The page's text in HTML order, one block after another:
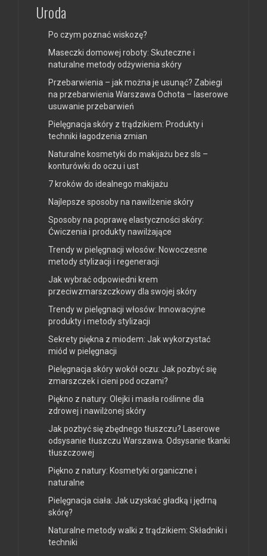
Uroda
Po czym poznać wiskozę?
Maseczki domowej roboty: Skuteczne i
naturalne metody odżywienia skóry
Przebarwienia – jak można je usunąć? Zabiegi
na przebarwienia Warszawa Ochota – laserowe
usuwanie przebarwień
Pielęgnacja skóry z trądzikiem: Produkty i
techniki łagodzenia zmian
Naturalne kosmetyki do makijażu bez sls –
konturówki do oczu i ust
7 kroków do idealnego makijażu
Najlepsze sposoby na nawilżenie skóry
Sposoby na poprawę elastyczności skóry:
Ćwiczenia i produkty nawilżające
Trendy w pielęgnacji włosów: Nowoczesne
metody stylizacji i regeneracji
Jak wybrać odpowiedni krem
przeciwzmarszczkowy dla swojej skóry
Trendy w pielęgnacji włosów: Innowacyjne
produkty i metody stylizacji
Sekrety piękna z miodem: Jak wykorzystać
miód w pielęgnacji
Pielęgnacja skóry wokół oczu: Jak pozbyć się
zmarszczek i cieni pod oczami?
Piękno z natury: Olejki i masła roślinne dla
zdrowej i nawilżonej skóry
Jak pozbyć się zbędnego tłuszczu? Laserowe
odsysanie tłuszczu Warszawa. Odsysanie tkanki
tłuszczowej
Piękno z natury: Kosmetyki organiczne i
naturalne
Pielęgnacja ciała: Jak uzyskać gładką i jędrną
skórę?
Naturalne metody walki z trądzikiem: Składniki i
techniki